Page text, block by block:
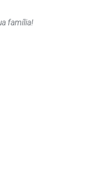
família!